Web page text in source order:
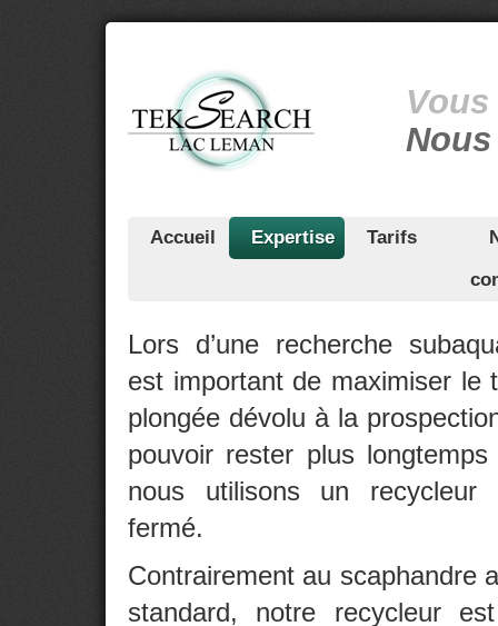
Accueil Expertise Tarifs
Lors d’une recherche
est important de maximiser le
plongée dévolu à la
pouvoir rester plus
nous utilisons un recycleur
fermé.
Contrairement au scaphandre
standard, notre recycleur